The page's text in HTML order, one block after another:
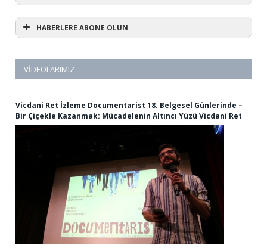
HABERLERE ABONE OLUN
VIDEOLARIMIZ
Vicdani Ret İzleme Documentarist 18. Belgesel Günlerinde –
Bir Çiçekle Kazanmak: Mücadelenin Altıncı Yüzü Vicdani Ret